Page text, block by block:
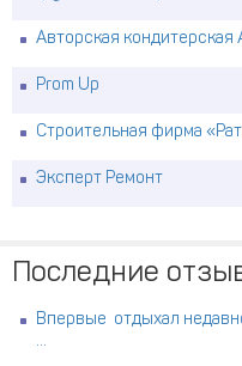
Авторская кондитерская
Prom Up
Строительная фирма
Эксперт Ремонт
Последние
Впервые отдыхал
...